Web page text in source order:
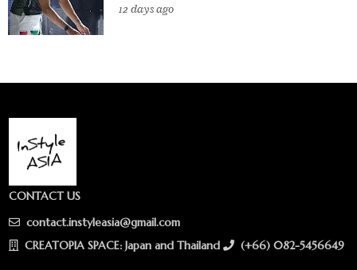
12 days ago
CONTACT US
contact.instyleasia@gmail.com
CREATOPIA SPACE: Japan and Thailand
(+66) 082-5456649